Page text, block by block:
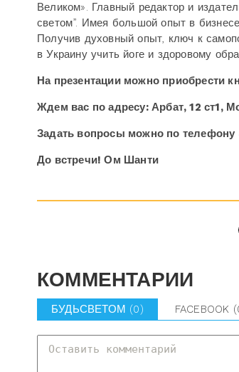
Великом». Главный редактор и
светом”. Имея большой опыт в
Получив духовный опыт, ключ к
в Украину учить йоге и здоровому
На презентации можно приобрести
Ждем вас по адресу: Арбат, 12 ст1,
Задать вопросы можно по
До встречи! Ом Шанти
КОММЕНТАРИИ
БУДЬСВЕТОМ (0) FACEBOOK